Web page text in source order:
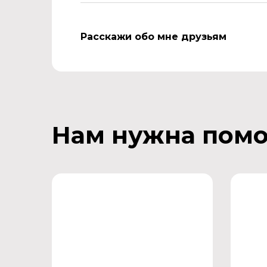
Расскажи обо мне друзьям
Нам нужна